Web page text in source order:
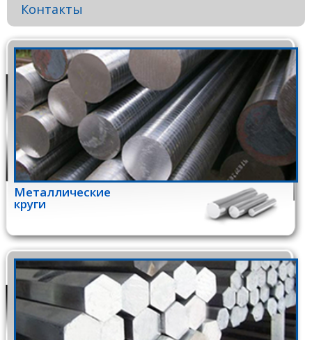
Контакты
Металлические
круги